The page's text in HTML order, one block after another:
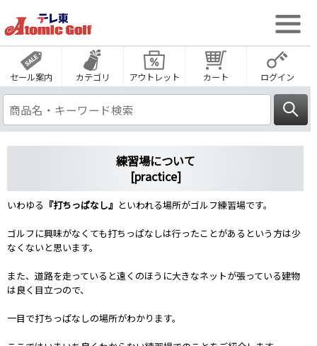
セール案内 カテゴリ アウトレット カート ログイン
練習場について
[practice]
いわゆる 『打ちっぱなし』 といわれる場所がゴルフ練習場です。
ゴルフに興味がなくても打ちっぱなしは行ったことがあるという方は少
なくないと思います。
また、道路を走っていると遠くのほうに大きなネットが張っている建物
は良く目立つので、
一目で打ちっぱなしの場所がわかります。